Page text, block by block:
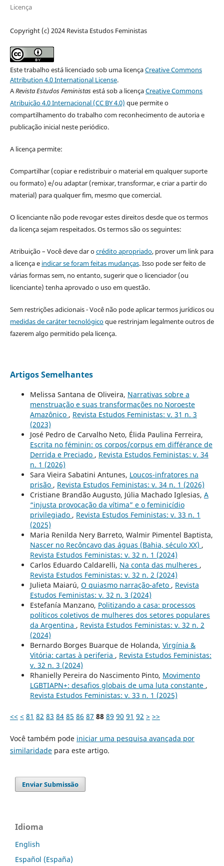
Licença
Copyright (c) 2024 Revista Estudos Feministas
Este trabalho está licenciado sob uma licençaCreative Commons
Attribution 4.0 International License.
ARevista Estudos Feministasestá sob a licençaCreative Commons
Atribuição 4.0 Internacional (CC BY 4.0) que permite o
compartilhamento do trabalho com reconhecimento de autoria e
publicação inicial neste periódico.
A licença permite:
Compartilhar (copiar e redistribuir o material em qualquer suporte
ou formato) e/ou adaptar (remixar, transformar, e criar a partir do
material) para qualquer fim, mesmo que comercial.
O licenciante não pode revogar estes direitos desde que os termos
da licença sejam respeitados. Os termos são os seguintes:
Atribuição – Você deve dar ocrédito apropriado, prover um link para
a licença e indicar se foram feitas mudanças. Isso pode ser feito de
várias formas sem, no entanto, sugerir que o licenciador (ou
licenciante) tenha aprovado o uso em questão.
Sem restrições adicionais - Você não pode aplicar termos jurídicos ou
medidas de caráter tecnológicoque restrinjam legalmente outros de
fazerem algo permitido pela licença.
Artigos Semelhantes
Melissa Santana de Oliveira, Narrativas sobre a
menstruação e suas transformações no Noroeste
Amazônico , Revista Estudos Feministas: v. 31 n. 3
(2023)
José Pedro de Carvalho Neto, Élida Paulina Ferreira,
Escrita no féminin: os corpos/corpus em différance de
Derrida e Preciado , Revista Estudos Feministas: v. 34
n. 1 (2026)
Sara Vieira Sabatini Antunes, Loucos-infratores na
prisão , Revista Estudos Feministas: v. 34 n. 1 (2026)
Cristiane Brandão Augusto, Júlia Machado Iglesias, A
“injusta provocação da vítima” e o feminicídio
privilegiado , Revista Estudos Feministas: v. 33 n. 1
(2025)
Maria Renilda Nery Barreto, Walmir Pimentel Baptista,
Nascer no Recôncavo das águas (Bahia, século XX) ,
Revista Estudos Feministas: v. 32 n. 1 (2024)
Carlos Eduardo Caldarelli, Na conta das mulheres ,
Revista Estudos Feministas: v. 32 n. 2 (2024)
Julieta Maiarú, O quiasmo narração-afeto , Revista
Estudos Feministas: v. 32 n. 3 (2024)
Estefanía Manzano, Politizando a casa: processos
políticos coletivos de mulheres dos setores populares
da Argentina , Revista Estudos Feministas: v. 32 n. 2
(2024)
Bernardo Borges Buarque de Holanda, Virgínia &
Vitória: cartas à periferia , Revista Estudos Feministas:
v. 32 n. 3 (2024)
Rhanielly Pereira do Nascimento Pinto, Movimento
LGBTIAPN+: desafios globais de uma luta constante ,
Revista Estudos Feministas: v. 33 n. 1 (2025)
<< < 81 82 83 84 85 86 87 88 89 90 91 92 > >>
Você também pode iniciar uma pesquisa avançada por
similaridadepara este artigo.
Enviar Submissão
Idioma
English
Español (España)